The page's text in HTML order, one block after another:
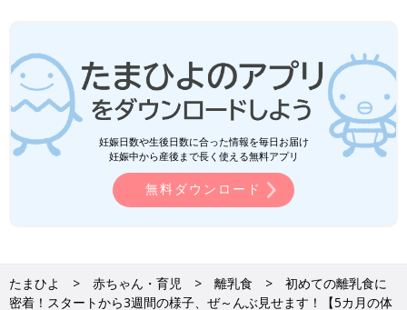
妊娠日数や生後日数に合った情報を毎日お届け
妊娠中から産後まで長く使える無料アプリ
無料ダウンロード
たまひよ 赤ちゃん・育児 離乳食
初めての離乳食に
密着！スタートから3週間の様子、ぜ～んぶ見せます！【5カ月の体